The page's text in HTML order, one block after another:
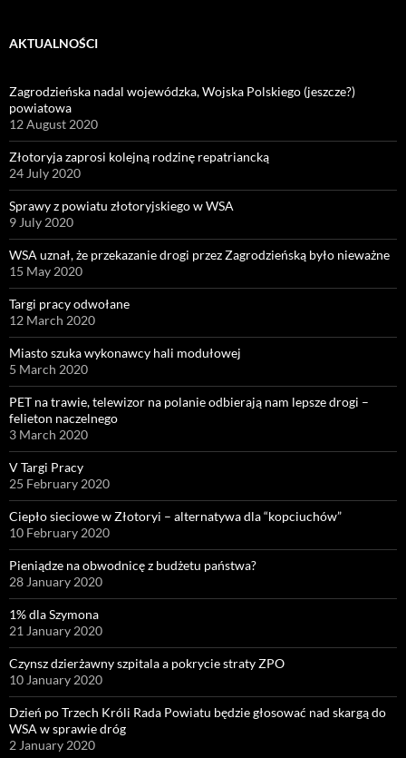
AKTUALNOŚCI
Zagrodzieńska nadal wojewódzka, Wojska Polskiego (jeszcze?)
powiatowa
12 August 2020
Złotoryja zaprosi kolejną rodzinę repatriancką
24 July 2020
Sprawy z powiatu złotoryjskiego w WSA
9 July 2020
WSA uznał, że przekazanie drogi przez Zagrodzieńską było nieważne
15 May 2020
Targi pracy odwołane
12 March 2020
Miasto szuka wykonawcy hali modułowej
5 March 2020
PET na trawie, telewizor na polanie odbierają nam lepsze drogi –
felieton naczelnego
3 March 2020
V Targi Pracy
25 February 2020
Ciepło sieciowe w Złotoryi – alternatywa dla “kopciuchów”
10 February 2020
Pieniądze na obwodnicę z budżetu państwa?
28 January 2020
1% dla Szymona
21 January 2020
Czynsz dzierżawny szpitala a pokrycie straty ZPO
10 January 2020
Dzień po Trzech Króli Rada Powiatu będzie głosować nad skargą do
WSA w sprawie dróg
2 January 2020